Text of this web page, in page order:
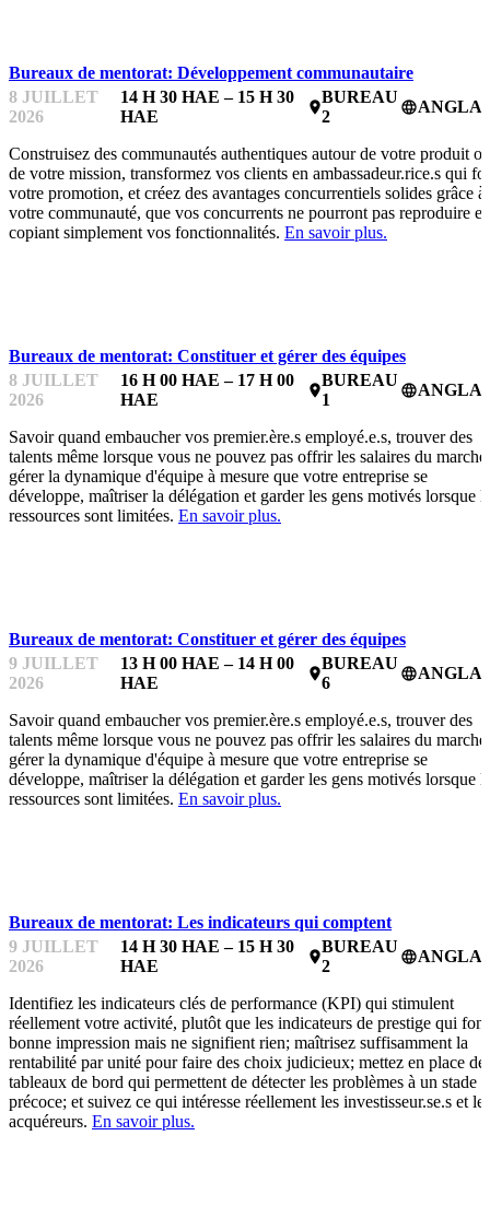
Bureaux de mentorat: Développement communautaire
8 JUILLET
2026
14 H 30 HAE – 15 H 30
HAE
place
BUREAU
2
language
Construisez des communautés authentiques autour de votre produit ou
de votre mission, transformez vos clients en ambassadeur.rice.s qui
votre promotion, et créez des avantages concurrentiels solides grâce à
votre communauté, que vos concurrents ne pourront pas reproduire en
copiant simplement vos fonctionnalités. En savoir plus.
Bureaux de mentorat: Constituer et gérer des équipes
8 JUILLET
2026
16 H 00 HAE – 17 H 00
HAE
place
BUREAU
1
language
Savoir quand embaucher vos premier.ère.s employé.e.s, trouver des
talents même lorsque vous ne pouvez pas offrir les salaires du marché,
gérer la dynamique d'équipe à mesure que votre entreprise se
développe, maîtriser la délégation et garder les gens motivés lorsque
ressources sont limitées. En savoir plus.
Bureaux de mentorat: Constituer et gérer des équipes
9 JUILLET
2026
13 H 00 HAE – 14 H 00
HAE
place
BUREAU
6
language
Savoir quand embaucher vos premier.ère.s employé.e.s, trouver des
talents même lorsque vous ne pouvez pas offrir les salaires du marché,
gérer la dynamique d'équipe à mesure que votre entreprise se
développe, maîtriser la délégation et garder les gens motivés lorsque
ressources sont limitées. En savoir plus.
Bureaux de mentorat: Les indicateurs qui comptent
9 JUILLET
2026
14 H 30 HAE – 15 H 30
HAE
place
BUREAU
2
language
Identifiez les indicateurs clés de performance (KPI) qui stimulent
réellement votre activité, plutôt que les indicateurs de prestige qui font
bonne impression mais ne signifient rien; maîtrisez suffisamment la
rentabilité par unité pour faire des choix judicieux; mettez en place
tableaux de bord qui permettent de détecter les problèmes à un stade
précoce; et suivez ce qui intéresse réellement les investisseur.se.s et les
acquéreurs. En savoir plus.